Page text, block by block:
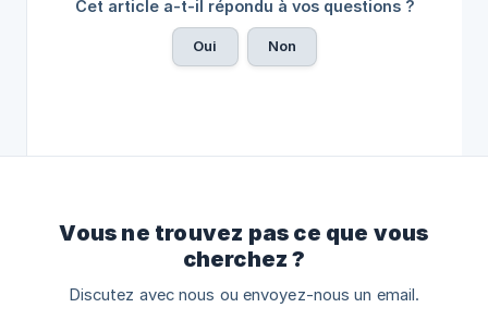
Cet article a-t-il répondu à vos questions ?
Oui Non
Vous ne trouvez pas ce que vous
cherchez ?
Discutez avec nous ou envoyez-nous un email.